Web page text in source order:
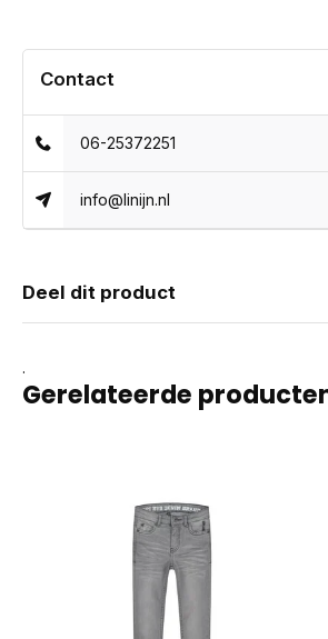
Contact
06-25372251
info@linijn.nl
Deel dit product
.
Gerelateerde